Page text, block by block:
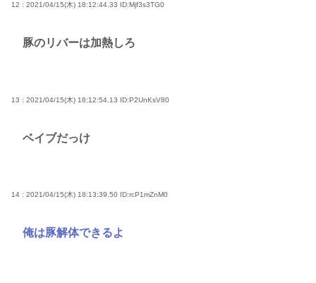
12 : 2021/04/15(木) 18:12:44.33 ID:Mjf3s3TG0
豚のリバーは加熱しろ
13 : 2021/04/15(木) 18:12:54.13 ID:P2UnKsV80
ベイブだっけ
14 : 2021/04/15(木) 18:13:39.50 ID:rcP1mZnM0
俺は豚解体できるよ